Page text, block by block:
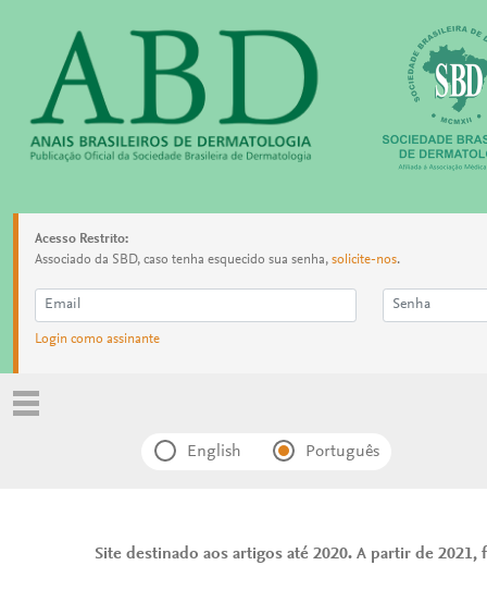
Acesso Restrito:
Associado da SBD, caso tenha esquecido sua senha, solicite-nos.
Login como assinante
English Português
Site destinado aos artigos até 2020. A partir de